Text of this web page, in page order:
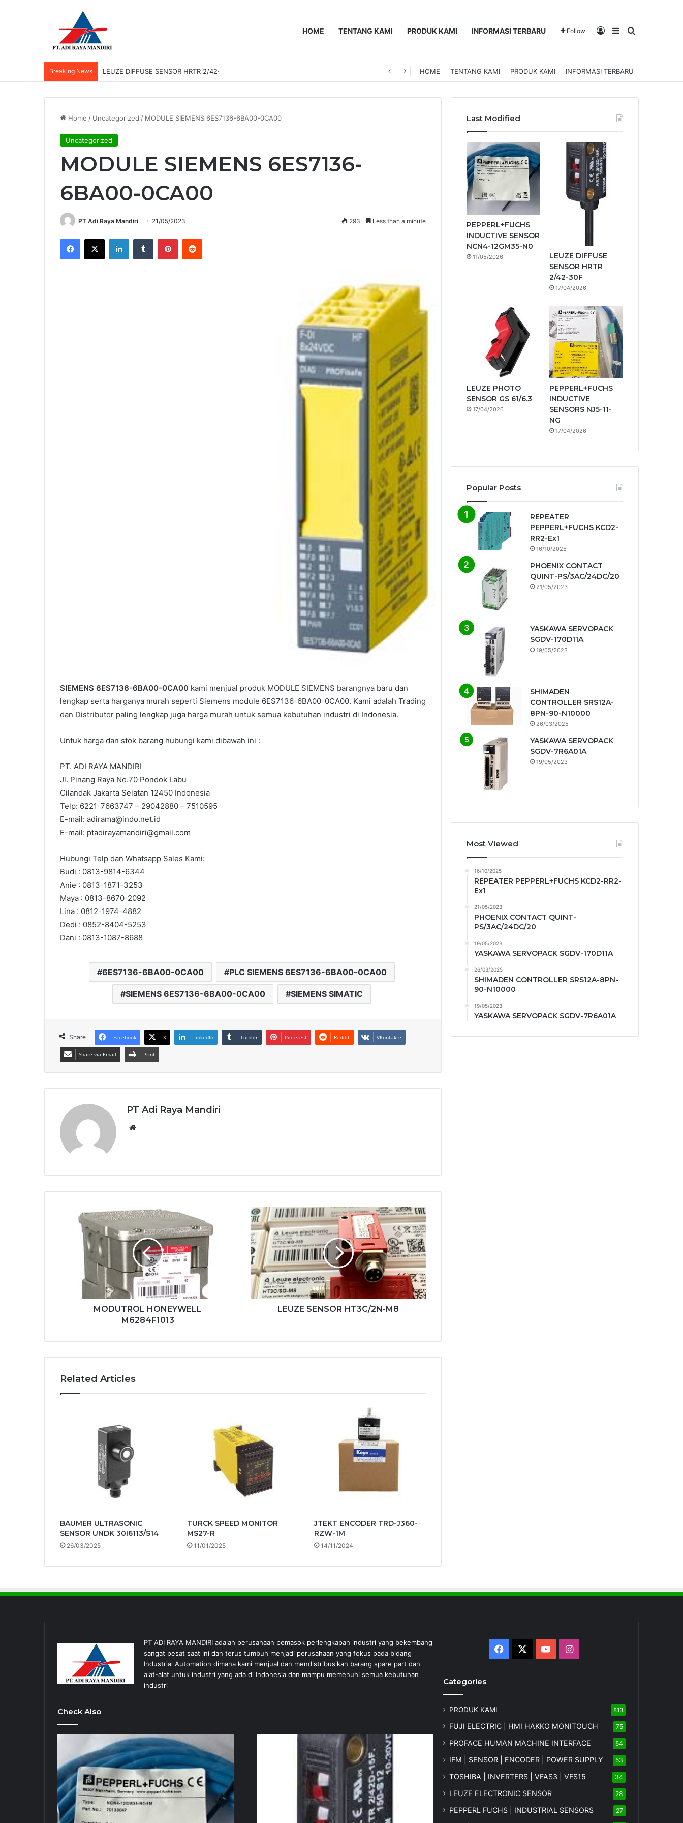
HOME TENTANG KAMI PRODUK KAMI INFORMASI TERBARU Follow Log InSidebarSearch for
Breaking News LEUZE DIFFUSE SENSOR HRTR 2/42-30F HOME TENTANG KAMI PRODUK KAMI INFORMASI TERBARU
Home / Uncategorized / MODULE SIEMENS 6ES7136-6BA00-0CA00
Uncategorized
MODULE SIEMENS 6ES7136-
6BA00-0CA00
PT Adi Raya Mandiri 21/05/2023 293 Less than a minute
Facebook
X LinkedInTumblr PinterestReddit
SIEMENS 6ES7136-6BA00-0CA00 kami menjual produk MODULE SIEMENS barangnya baru dan
lengkap serta harganya murah seperti Siemens module 6ES7136-6BA00-0CA00. Kami adalah Trading
dan Distributor paling lengkap juga harga murah untuk semua kebutuhan industri di Indonesia.
Untuk harga dan stok barang hubungi kami dibawah ini :
PT. ADI RAYA MANDIRI
Jl. Pinang Raya No.70 Pondok Labu
Cilandak Jakarta Selatan 12450 Indonesia
Telp: 6221-7663747 – 29042880 – 7510595
E-mail: adirama@indo.net.id
E-mail: ptadirayamandiri@gmail.com
Hubungi Telp dan Whatsapp Sales Kami:
Budi : 0813-9814-6344
Anie : 0813-1871-3253
Maya : 0813-8670-2092
Lina : 0812-1974-4882
Dedi : 0852-8404-5253
Dani : 0813-1087-8688
6ES7136-6BA00-0CA00 PLC SIEMENS 6ES7136-6BA00-0CA00
SIEMENS 6ES7136-6BA00-0CA00 SIEMENS SIMATIC
Share Facebook X LinkedIn Tumblr Pinterest Reddit VKontakte
Share via Email Print
PT Adi Raya Mandiri
MODUTROL
HONEYWELL
M6284F1013
MODUTROL HONEYWELL
M6284F1013
LEUZE
SENSOR
HT3C/2N-
M8
LEUZE SENSOR HT3C/2N-M8
Related Articles
BAUMER ULTRASONIC
SENSOR UNDK 30I6113/S14
26/03/2025
TURCK SPEED MONITOR
MS27-R
11/01/2025
JTEKT ENCODER TRD-J360-
RZW-1M
14/11/2024
Last Modified
PEPPERL+FUCHS
INDUCTIVE SENSOR
NCN4-12GM35-N0
11/05/2026
LEUZE DIFFUSE
SENSOR HRTR
2/42-30F
17/04/2026
LEUZE PHOTO
SENSOR GS 61/6.3
17/04/2026
PEPPERL+FUCHS
INDUCTIVE
SENSORS NJ5-11-
NG
17/04/2026
Popular Posts
REPEATER
PEPPERL+FUCHS KCD2-
RR2-Ex1
16/10/2025
PHOENIX CONTACT
QUINT-PS/3AC/24DC/20
21/05/2023
YASKAWA SERVOPACK
SGDV-170D11A
19/05/2023
SHIMADEN
CONTROLLER SRS12A-
8PN-90-N10000
26/03/2025
YASKAWA SERVOPACK
SGDV-7R6A01A
19/05/2023
Most Viewed
16/10/2025
REPEATER PEPPERL+FUCHS KCD2-RR2-
Ex1
21/05/2023
PHOENIX CONTACT QUINT-
PS/3AC/24DC/20
19/05/2023
YASKAWA SERVOPACK SGDV-170D11A
26/03/2025
SHIMADEN CONTROLLER SRS12A-8PN-
90-N10000
19/05/2023
YASKAWA SERVOPACK SGDV-7R6A01A
PT ADI RAYA MANDIRI adalah perusahaan pemasok perlengkapan industri yang bekembang
sangat pesat saat ini dan terus tumbuh menjadi perusahaan yang fokus pada bidang
Industrial Automation dimana kami menjual dan mendistribusikan barang spare part dan
alat-alat untuk industri yang ada di Indonesia dan mampu memenuhi semua kebutuhan
industri
Check Also
Facebook YouTubeInstagram
Categories
PRODUK KAMI 813
FUJI ELECTRIC | HMI HAKKO MONITOUCH 75
PROFACE HUMAN MACHINE INTERFACE 54
IFM | SENSOR | ENCODER | POWER SUPPLY 53
TOSHIBA | INVERTERS | VFAS3 | VFS15 34
LEUZE ELECTRONIC SENSOR 28
PEPPERL FUCHS | INDUSTRIAL SENSORS 27